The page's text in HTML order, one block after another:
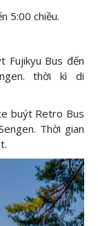
5:00 chiều.
Fujikyu Bus đến
thời kì di
buýt Retro Bus
Thời gian